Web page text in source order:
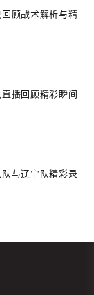
顾战术解析与精
播回顾精彩瞬间
与辽宁队精彩录